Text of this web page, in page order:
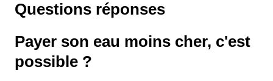
Questions réponses
Payer son eau moins cher, c'est
possible ?